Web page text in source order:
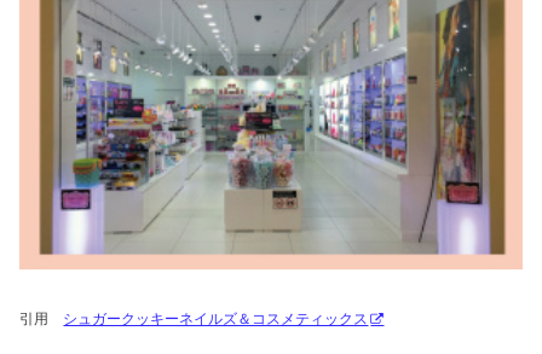
引用 シュガークッキーネイルズ＆コスメティックス